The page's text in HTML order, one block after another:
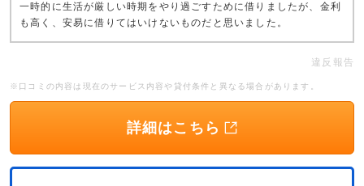
一時的に生活が厳しい時期をやり過ごすために借りましたが、金利
も高く、安易に借りてはいけないものだと思いました。
違反報告
※口コミの内容は現在のサービス内容や貸付条件と異なる場合があります。
詳細はこちら